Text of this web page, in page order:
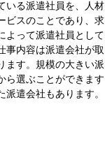
いる派遣社員を、人材
ビスのことであり、求
よって派遣社員として
事内容は派遣会社が取
ます。規模の大きい派
ら選ぶことができます
派遣会社もあります。